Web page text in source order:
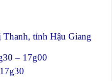
tỉnh Hậu Giang
– 17g00